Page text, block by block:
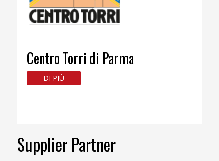
Centro Torri di Parma
DI PIÙ
Supplier Partner